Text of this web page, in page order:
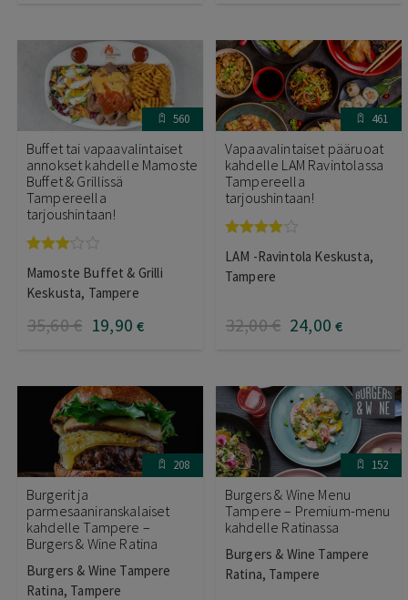
560
Buffet tai vapaavalintaiset
annokset kahdelle Mamoste
Buffet & Grillissä
Tampereella
tarjoushintaan!
tuotteesta:
3.00/ 5
Mamoste Buffet & Grilli
Keskusta, Tampere
35,60€ 19,90 €
461
Vapaavalintaiset pääruoat
kahdelle LAM Ravintolassa
Tampereella
tarjoushintaan!
tuotteesta:
4.00/ 5
LAM -Ravintola Keskusta,
Tampere
32,00€ 24,00 €
208
Burgerit ja
parmesaaniranskalaiset
kahdelle Tampere –
Burgers & Wine Ratina
Burgers & Wine Tampere
Ratina, Tampere
152
Burgers & Wine Menu
Tampere – Premium-menu
kahdelle Ratinassa
Burgers & Wine Tampere
Ratina, Tampere